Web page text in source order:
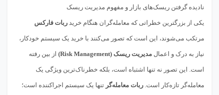
نادیده گرفتن ریسک‌های بازار و مفهوم مدیریت ریسک
یکی از بزرگترین خطراتی که معامله‌گران هنگام خرید ربات فارکس
مرتکب می‌شوند، این است که تصور می‌کنند با خرید یک سیستم خودکار،
نیاز به درک و اعمال مدیریت ریسک (Risk Management) از بین رفته
است. این تصور نه تنها اشتباه است، بلکه خطرناک‌ترین ویژگی یک
معامله‌گر تازه‌کار است. ربات معامله‌گر تنها یک سیستم اجراکننده است؛